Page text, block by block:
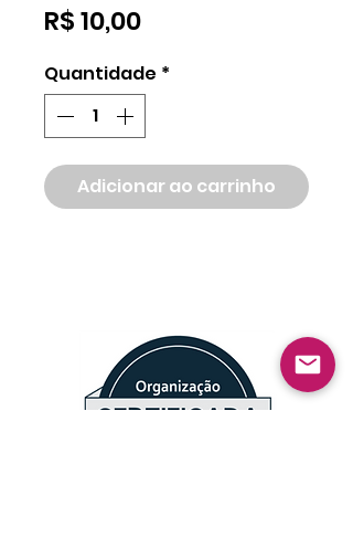
R$ 10,00Preço
Quantidade *
Adicionar ao carrinho